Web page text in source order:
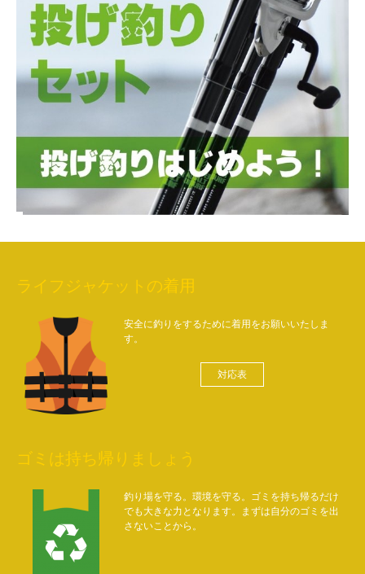
ライフジャケットの着用
安全に釣りをするために着用をお願いいたしま
す。
対応表
ゴミは持ち帰りましょう
釣り場を守る。環境を守る。ゴミを持ち帰るだけ
でも大きな力となります。まずは自分のゴミを出
さないことから。